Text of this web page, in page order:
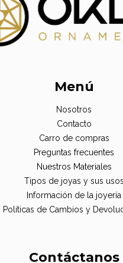
Menú
Nosotros
Contacto
Carro de compras
Preguntas frecuentes
Nuestros Materiales
Tipos de joyas y sus usos
Información de la joyería
Politicas de Cambios y
Contáctanos